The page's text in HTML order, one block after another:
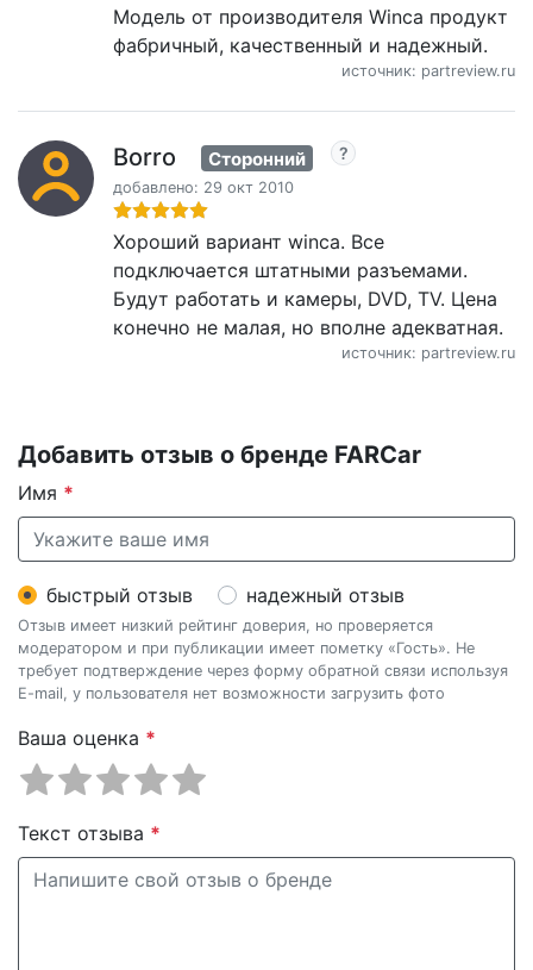
Модель от производителя Winca продукт
фабричный, качественный и надежный.
источник: partreview.ru
Borro Сторонний
добавлено: 29 окт 2010
Хороший вариант winca. Все
подключается штатными разъемами.
Будут работать и камеры, DVD, TV. Цена
конечно не малая, но вполне адекватная.
источник: partreview.ru
Добавить отзыв о бренде FARCar
Имя *
быстрый отзыв надежный отзыв
Отзыв имеет низкий рейтинг доверия, но проверяется
модератором и при публикации имеет пометку «Гость». Не
требует подтверждение через форму обратной связи используя
E-mail, у пользователя нет возможности загрузить фото
Ваша оценка *
Текст отзыва *